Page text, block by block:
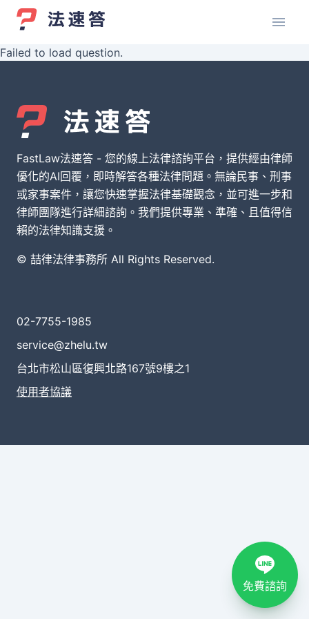
Failed to load question.
FastLaw法速答 - 您的線上法律諮詢平台，提供經由律師
優化的AI回覆，即時解答各種法律問題。無論民事、刑事
或家事案件，讓您快速掌握法律基礎觀念，並可進一步和
律師團隊進行詳細諮詢。我們提供專業、準確、且值得信
賴的法律知識支援。
© 喆律法律事務所 All Rights Reserved.
02-7755-1985
service@zhelu.tw
台北市松山區復興北路167號9樓之1
使用者協議
免費諮詢